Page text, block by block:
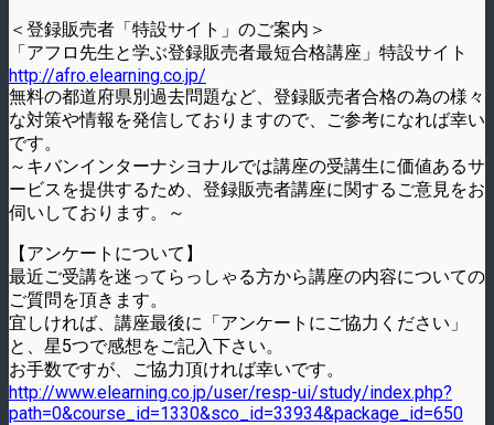
＜登録販売者「特設サイト」のご案内＞
「アフロ先生と学ぶ登録販売者最短合格講座」特設サイト
http://afro.elearning.co.jp/
無料の都道府県別過去問題など、登録販売者合格の為の様々
な対策や情報を発信しておりますので、ご参考になれば幸い
です。
～キバンインターナシヨナルでは講座の受講生に価値あるサ
ービスを提供するため、登録販売者講座に関するご意見をお
伺いしております。～
【アンケートについて】
最近ご受講を迷ってらっしゃる方から講座の内容についての
ご質問を頂きます。
宜しければ、講座最後に「アンケートにご協力ください」
と、星5つで感想をご記入下さい。
お手数ですが、ご協力頂ければ幸いです。
http://www.elearning.co.jp/user/resp-ui/study/index.php?
path=0&course_id=1330&sco_id=33934&package_id=650